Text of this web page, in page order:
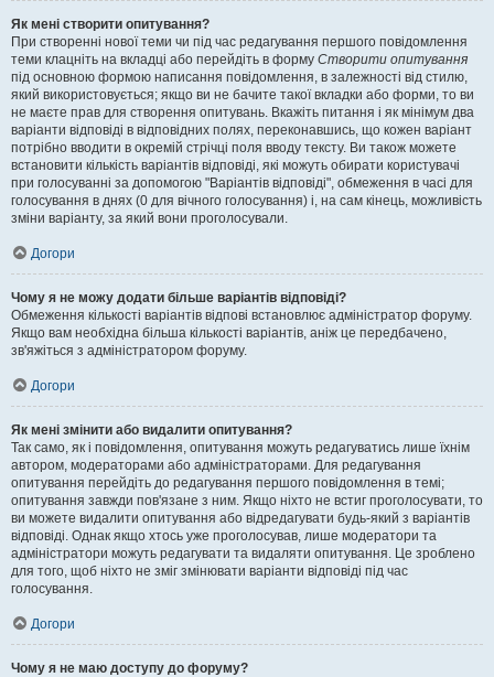
Як мені створити опитування?
При створенні нової теми чи під час редагування першого повідомлення
теми клацніть на вкладці або перейдіть в форму Створити опитування
під основною формою написання повідомлення, в залежності від стилю,
який використовується; якщо ви не бачите такої вкладки або форми, то ви
не маєте прав для створення опитувань. Вкажіть питання і як мінімум два
варіанти відповіді в відповідних полях, переконавшись, що кожен варіант
потрібно вводити в окремій стрічці поля вводу тексту. Ви також можете
встановити кількість варіантів відповіді, які можуть обирати користувачі
при голосуванні за допомогою "Варіантів відповіді", обмеження в часі для
голосування в днях (0 для вічного голосування) і, на сам кінець, можливість
зміни варіанту, за який вони проголосували.
Догори
Чому я не можу додати більше варіантів відповіді?
Обмеження кількості варіантів відпові встановлює адміністратор форуму.
Якщо вам необхідна більша кількості варіантів, аніж це передбачено,
зв'яжіться з адміністратором форуму.
Догори
Як мені змінити або видалити опитування?
Так само, як і повідомлення, опитування можуть редагуватись лише їхнім
автором, модераторами або адміністраторами. Для редагування
опитування перейдіть до редагування першого повідомлення в темі;
опитування завжди пов'язане з ним. Якщо ніхто не встиг проголосувати, то
ви можете видалити опитування або відредагувати будь-який з варіантів
відповіді. Однак якщо хтось уже проголосував, лише модератори та
адміністратори можуть редагувати та видаляти опитування. Це зроблено
для того, щоб ніхто не зміг змінювати варіанти відповіді під час
голосування.
Догори
Чому я не маю доступу до форуму?